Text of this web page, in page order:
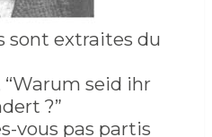
sont extraites du
“Warum seid ihr
?”
vous pas partis